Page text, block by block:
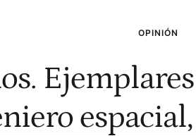
OPINIÓN